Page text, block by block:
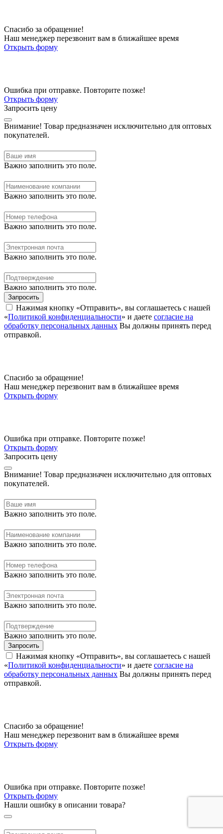
Спасибо за обращение!
Наш менеджер перезвонит вам в ближайшее время
Открыть форму
Ошибка при отправке. Повторите позже!
Открыть форму
Запросить цену
Внимание! Товар предназначен исключительно для оптовых
покупателей.
Важно заполнить это поле.
Важно заполнить это поле.
Важно заполнить это поле.
Важно заполнить это поле.
Важно заполнить это поле.
Запросить
Нажимая кнопку «Отправить», вы соглашаетесь с нашей
«Политикой конфиденциальности» и даете согласие на
обработку персональных данных Вы должны принять перед
отправкой.
Спасибо за обращение!
Наш менеджер перезвонит вам в ближайшее время
Открыть форму
Ошибка при отправке. Повторите позже!
Открыть форму
Запросить цену
Внимание! Товар предназначен исключительно для оптовых
покупателей.
Важно заполнить это поле.
Важно заполнить это поле.
Важно заполнить это поле.
Важно заполнить это поле.
Важно заполнить это поле.
Запросить
Нажимая кнопку «Отправить», вы соглашаетесь с нашей
«Политикой конфиденциальности» и даете согласие на
обработку персональных данных Вы должны принять перед
отправкой.
Спасибо за обращение!
Наш менеджер перезвонит вам в ближайшее время
Открыть форму
Ошибка при отправке. Повторите позже!
Открыть форму
Нашли ошибку в описании товара?